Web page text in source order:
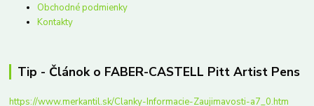
Obchodné podmienky
Kontakty
Tip - Článok o FABER-CASTELL Pitt Artist Pens
https://www.merkantil.sk/Clanky-Informacie-Zaujimavosti-a7_0.htm